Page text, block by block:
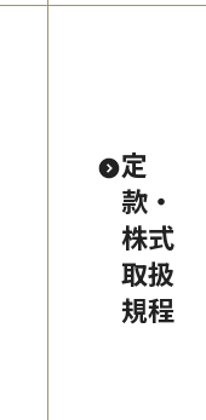
定
款・
株式
取扱
規程